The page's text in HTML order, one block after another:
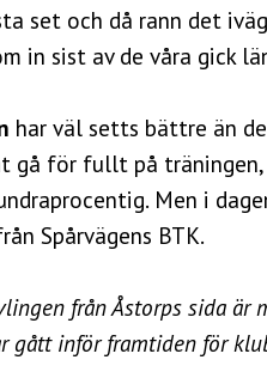
set och då rann det
in sist av de våra gick
har väl setts bättre än
gå för fullt på
Men i
Spårvägens BTK.
från Åstorps sida är
gått inför framtiden för